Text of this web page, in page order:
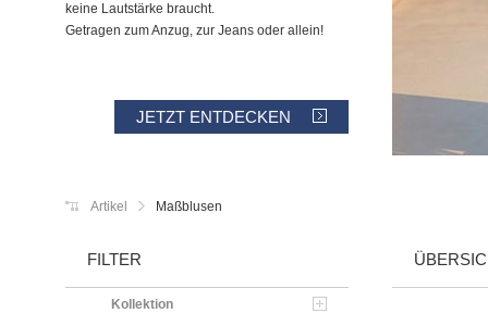
keine Lautstärke braucht.
Getragen zum Anzug, zur Jeans oder allein!
JETZT ENTDECKEN
Artikel Maßblusen
FILTER
Kollektion